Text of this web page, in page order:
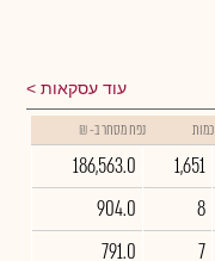
עוד עסקאות
כמות נפח מסחר ב- ₪
1,651
186,563.0
8
904.0
7
791.0